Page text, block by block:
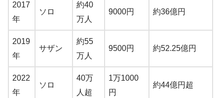
2017
年
ソロ
約40
万人
9000円 約36億円
2019
年
サザン
約55
万人
9500円 約52.25億円
2022
年
ソロ
40万
人超
1万1000
円
約44億円超